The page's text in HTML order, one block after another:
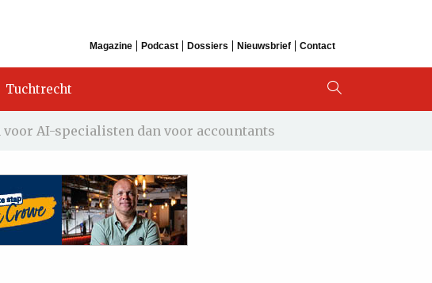
Magazine Podcast Dossiers Nieuwsbrief Contact
Tuchtrecht
AI-specialisten dan voor accountants